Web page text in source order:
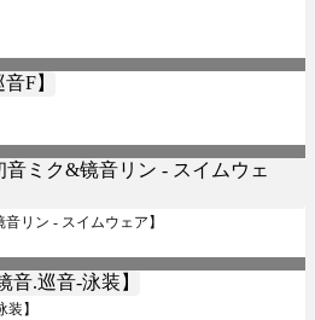
リン - スイムウェア】
】